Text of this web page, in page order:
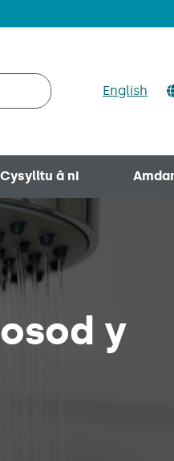
Coast
English
Cysylltu â ni
y